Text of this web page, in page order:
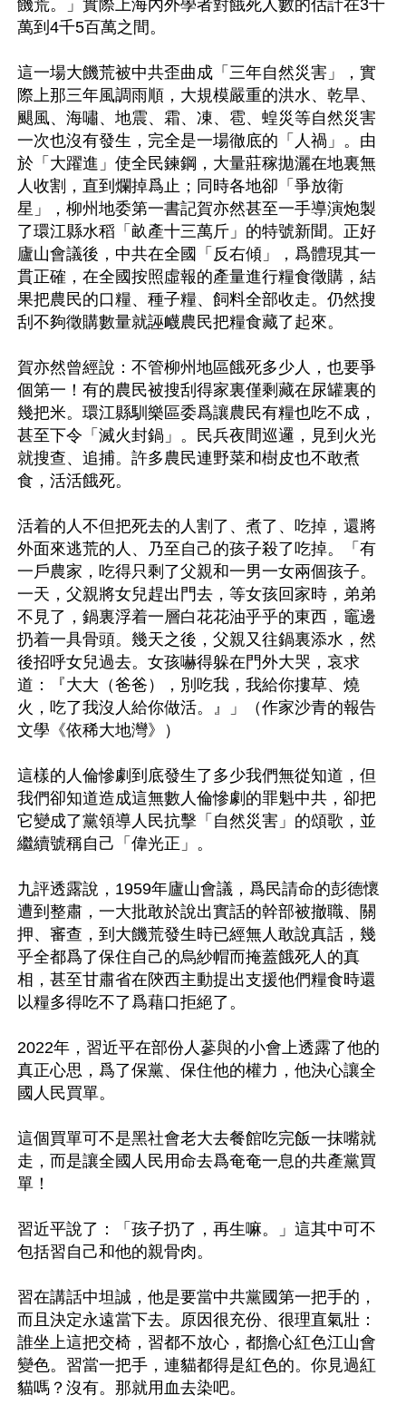
饑荒。」實際上海內外學者對餓死人數的估計在3千
萬到4千5百萬之間。
這一場大饑荒被中共歪曲成「三年自然災害」，實
際上那三年風調雨順，大規模嚴重的洪水、乾旱、
颶風、海嘯、地震、霜、凍、雹、蝗災等自然災害
一次也沒有發生，完全是一場徹底的「人禍」。由
於「大躍進」使全民鍊鋼，大量莊稼拋灑在地裏無
人收割，直到爛掉爲止；同時各地卻「爭放衛
星」，柳州地委第一書記賀亦然甚至一手導演炮製
了環江縣水稻「畝產十三萬斤」的特號新聞。正好
廬山會議後，中共在全國「反右傾」，爲體現其一
貫正確，在全國按照虛報的產量進行糧食徵購，結
果把農民的口糧、種子糧、飼料全部收走。仍然搜
刮不夠徵購數量就誣衊農民把糧食藏了起來。
賀亦然曾經說：不管柳州地區餓死多少人，也要爭
個第一！有的農民被搜刮得家裏僅剩藏在尿罐裏的
幾把米。環江縣馴樂區委爲讓農民有糧也吃不成，
甚至下令「滅火封鍋」。民兵夜間巡邏，見到火光
就搜查、追捕。許多農民連野菜和樹皮也不敢煮
食，活活餓死。
活着的人不但把死去的人割了、煮了、吃掉，還將
外面來逃荒的人、乃至自己的孩子殺了吃掉。「有
一戶農家，吃得只剩了父親和一男一女兩個孩子。
一天，父親將女兒趕出門去，等女孩回家時，弟弟
不見了，鍋裏浮着一層白花花油乎乎的東西，竈邊
扔着一具骨頭。幾天之後，父親又往鍋裏添水，然
後招呼女兒過去。女孩嚇得躲在門外大哭，哀求
道：『大大（爸爸），別吃我，我給你摟草、燒
火，吃了我沒人給你做活。』」（作家沙青的報告
文學《依稀大地灣》）
這樣的人倫慘劇到底發生了多少我們無從知道，但
我們卻知道造成這無數人倫慘劇的罪魁中共，卻把
它變成了黨領導人民抗擊「自然災害」的頌歌，並
繼續號稱自己「偉光正」。
九評透露說，1959年廬山會議，爲民請命的彭德懷
遭到整肅，一大批敢於說出實話的幹部被撤職、關
押、審查，到大饑荒發生時已經無人敢說真話，幾
乎全都爲了保住自己的烏紗帽而掩蓋餓死人的真
相，甚至甘肅省在陝西主動提出支援他們糧食時還
以糧多得吃不了爲藉口拒絕了。
2022年，習近平在部份人蔘與的小會上透露了他的
真正心思，爲了保黨、保住他的權力，他決心讓全
國人民買單。
這個買單可不是黑社會老大去餐館吃完飯一抹嘴就
走，而是讓全國人民用命去爲奄奄一息的共產黨買
單！
習近平說了：「孩子扔了，再生嘛。」這其中可不
包括習自己和他的親骨肉。
習在講話中坦誠，他是要當中共黨國第一把手的，
而且決定永遠當下去。原因很充份、很理直氣壯：
誰坐上這把交椅，習都不放心，都擔心紅色江山會
變色。習當一把手，連貓都得是紅色的。你見過紅
貓嗎？沒有。那就用血去染吧。